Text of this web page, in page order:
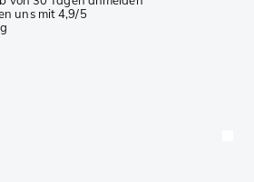
uns mit 4,9/5